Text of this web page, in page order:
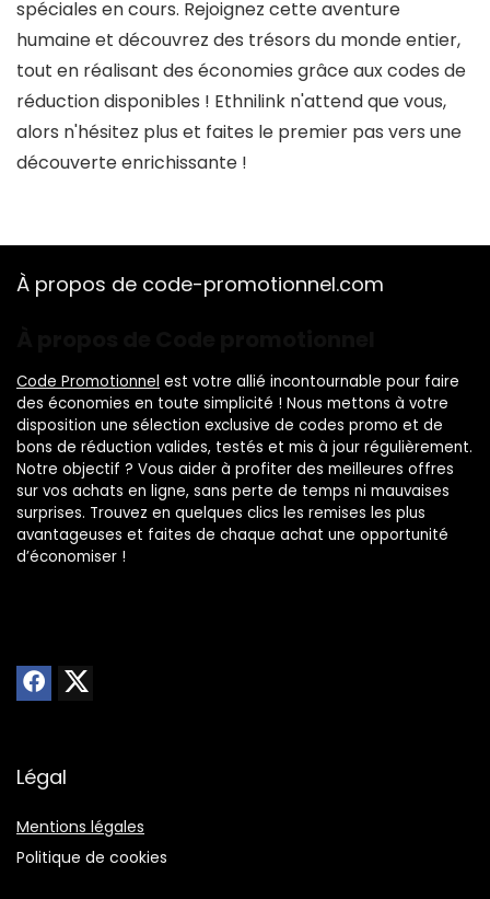
spéciales en cours. Rejoignez cette aventure
humaine et découvrez des trésors du monde entier,
tout en réalisant des économies grâce aux codes de
réduction disponibles ! Ethnilink n'attend que vous,
alors n'hésitez plus et faites le premier pas vers une
découverte enrichissante !
À propos de code-promotionnel.com
Code Promotionnel est votre allié incontournable pour faire
des économies en toute simplicité ! Nous mettons à votre
disposition une sélection exclusive de codes promo et de
bons de réduction valides, testés et mis à jour régulièrement.
Notre objectif ? Vous aider à profiter des meilleures offres
sur vos achats en ligne, sans perte de temps ni mauvaises
surprises. Trouvez en quelques clics les remises les plus
avantageuses et faites de chaque achat une opportunité
d’économiser !
Légal
Mentions légales
Politique de cookies